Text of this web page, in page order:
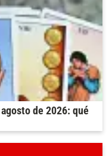
de 2026: qué